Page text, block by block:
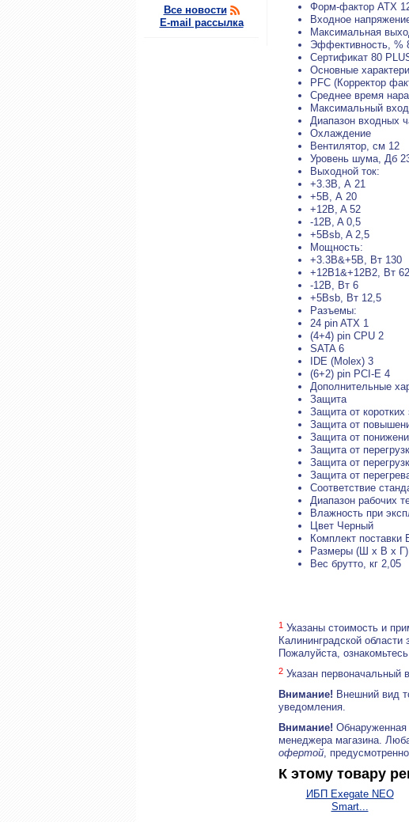
Все новости
E-mail рассылка
Форм-фактор ATX
Входное
Максимальная
Эффективность, %
Сертификат 80
Основные
PFC (Корректор
Среднее время
Максимальный
Диапазон входных
Охлаждение
Вентилятор, см 12
Уровень шума, Дб
Выходной ток:
+3.3B, А 21
+5B, А 20
+12B, A 52
-12B, A 0,5
+5Bsb, A 2,5
Мощность:
+3.3B&+5B, Вт 130
+12B1&+12B2, Вт
-12B, Вт 6
+5Bsb, Вт 12,5
Разъемы:
24 pin ATX 1
(4+4) pin CPU 2
SATA 6
IDE (Molex) 3
(6+2) pin PCI-E 4
Дополнительные
Защита
Защита от
Защита от
Защита от
Защита от
Защита от
Защита от
Соответствие
Диапазон рабочих
Влажность при
Цвет Черный
Комплект поставки
Размеры (Ш x В x
Вес брутто, кг 2,05
1 Указаны стоимость и
Калининградской
Пожалуйста,
2 Указан первоначальный
Внимание! Внешний вид
уведомления.
Внимание!
менеджера магазина.
офертой,
К этому товару
ИБП Exegate NEO
Smart...